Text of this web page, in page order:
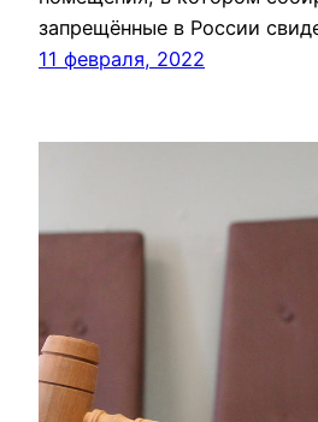
запрещённые в России
11 февраля, 2022